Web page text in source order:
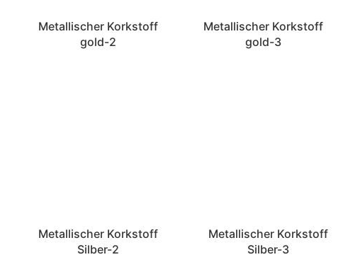
Metallischer Korkstoff
gold-2
Metallischer Korkstoff
gold-3
Metallischer Korkstoff
Silber-2
Metallischer Korkstoff
Silber-3